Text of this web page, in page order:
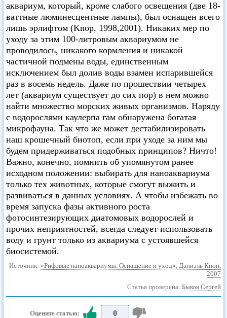
аквариум, который, кроме слабого освещения (две 18-
ваттные люминесцентные лампы), был оснащен всего
лишь эрлифтом (Knop, 1998,2001). Никаких мер по
уходу за этим 100-литровым аквариумом не
проводилось, никакого кормления и никакой
частичной подмены воды, единственным
исключением был долив воды взамен испарившейся
раз в восемь недель. Даже по прошествии четырех
лет (аквариум существует до сих пор) в нем можно
найти множество морских живых организмов. Наряду
с водорослями каулерпа гам обнаружена богатая
микрофауна. Так что же может дестабилизировать
наш крошечный биотоп, если при уходе за ним мы
будем придерживаться подобных принципов? Ничто!
Важно, конечно, помнить об упомянутом ранее
исходном положении: выбирать для наноаквариума
только тех животных, которые смогут выжить и
развиваться в данных условиях. А чтобы избежать во
время запуска фазы активного роста
фотосинтезирующих диатомовых водорослей и
прочих неприятностей, всегда следует использовать
воду и грунт только из аквариума с устоявшейся
биосистемой.
Источник: «Рифовые наноаквариумы. Оснащение и уход», Даниэль Кноп,
2007
Статья проверена: Быков Сергей
Оцените статью: 0